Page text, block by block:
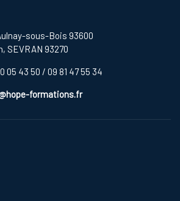
sous-Bois 93600
SEVRAN 93270
05 43 50 / 09 81 47 55 34
formations.fr